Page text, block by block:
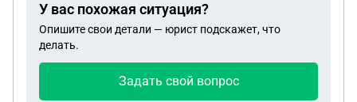
на меня оформят гражданство жителя
киргизстана , то ПНД в России которое меня
объявит в федеральный розыск не сможет
гражданина киргиз оформить рабочую визу в
У вас похожая ситуация?
Опишите свои детали — юрист подскажет, что
делать.
Задать свой вопрос